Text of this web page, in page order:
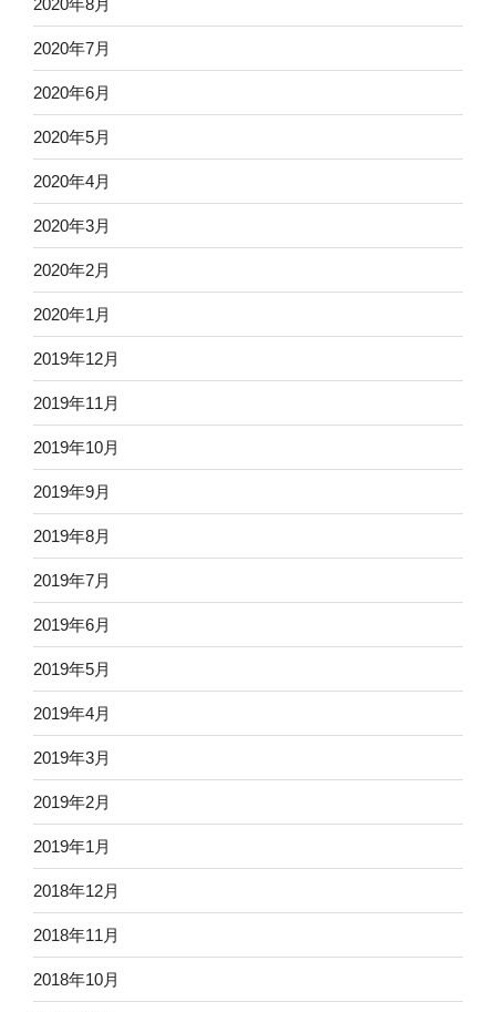
2020年7月
2020年6月
2020年5月
2020年4月
2020年3月
2020年2月
2020年1月
2019年12月
2019年11月
2019年10月
2019年9月
2019年8月
2019年7月
2019年6月
2019年5月
2019年4月
2019年3月
2019年2月
2019年1月
2018年12月
2018年11月
2018年10月